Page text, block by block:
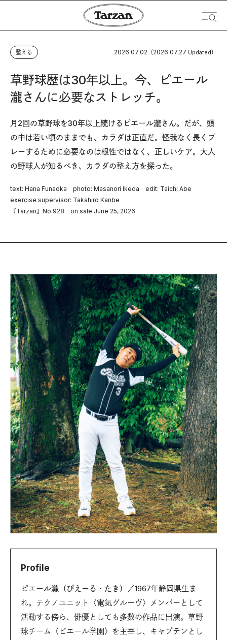
整える 2026.07.02 （2026.07.27 Updated）
草野球歴は30年以上。今、ピエール
瀧さんに必要なストレッチ。
月2回の草野球を30年以上続けるピエール瀧さん。だが、頭
の中は若い頃のままでも、カラダは正直だ。怪我なく長くプ
レーするために必要なのは根性ではなく、正しいケア。大人
の野球人が知るべき、カラダの整え方を探った。
text: Hana Funaoka photo: Masanori Ikeda edit: Taichi Abe
exercise supervisor: Takahiro Kanbe
『Tarzan』No.928 on sale June 25, 2026.
Profile
ピエール瀧（ぴえーる・たき）
／1967年静岡県生ま
れ。テクノユニット〈電気グルーヴ〉メンバーとして
活動する傍ら、俳優としても多数の作品に出演。草野
球チーム〈ピエール学園〉を主宰し、キャプテンとし